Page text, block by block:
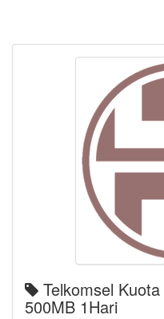
Telkomsel
500MB 1Hari